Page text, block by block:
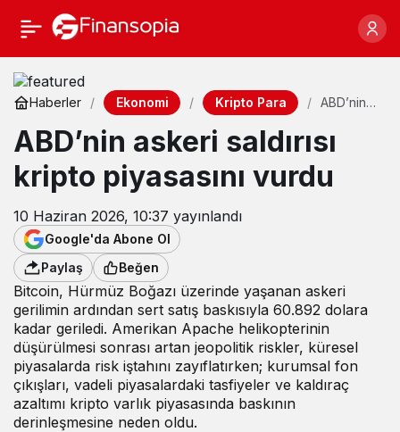
Haberler Ekonomi Kripto Para
ABD’nin
saldırısı
kripto
vurdu
ABD’nin askeri saldırısı
kripto piyasasını vurdu
10 Haziran 2026, 10:37 yayınlandı
Google'da Abone Ol
Paylaş
Beğen
Bitcoin, Hürmüz Boğazı üzerinde yaşanan askeri
gerilimin ardından sert satış baskısıyla 60.892 dolara
kadar geriledi. Amerikan Apache helikopterinin
düşürülmesi sonrası artan jeopolitik riskler, küresel
piyasalarda risk iştahını zayıflatırken; kurumsal fon
çıkışları, vadeli piyasalardaki tasfiyeler ve kaldıraç
azaltımı kripto varlık piyasasında baskının
derinleşmesine neden oldu.